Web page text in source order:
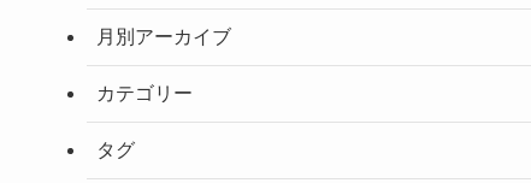
月別アーカイブ
カテゴリー
タグ